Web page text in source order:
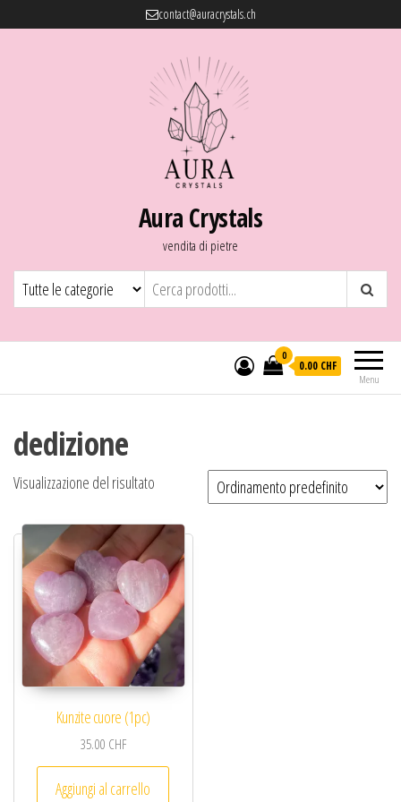
contact@auracrystals.ch
Aura Crystals
vendita di pietre
Menu
0
0.00 CHF
dedizione
Visualizzazione del risultato
Kunzite cuore (1pc)
35.00 CHF
Aggiungi al carrello